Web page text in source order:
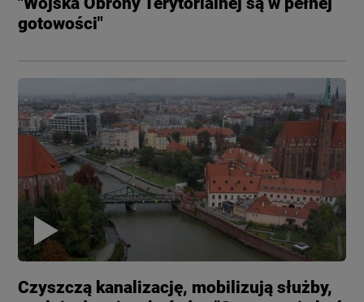
gotowości"
Czyszczą kanalizację, mobilizują służby,